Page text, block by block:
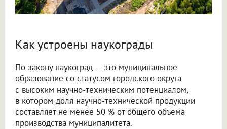
Как устроены наукограды
По закону наукоград — это муниципальное
образование со статусом городского округа
с высоким научно-техническим потенциалом,
в котором доля научно-технической продукции
составляет не менее 50 % от общего объема
производства муниципалитета.